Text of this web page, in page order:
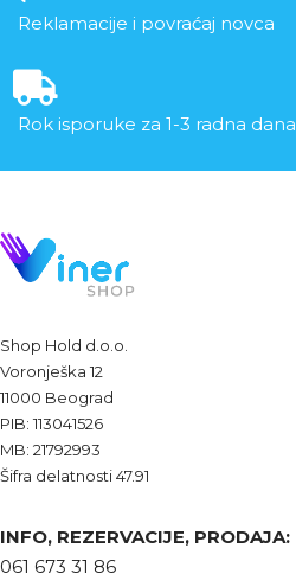
Reklamacije i povraćaj novca
Rok isporuke za 1-3 radna dana
Shop Hold d.o.o.
Voronješka 12
11000 Beograd
PIB: 113041526
MB: 21792993
Šifra delatnosti 47.91
INFO, REZERVACIJE, PRODAJA:
061 673 31 86